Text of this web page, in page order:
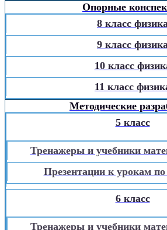
Опорные
8 класс физика
9 класс физика
10 класс
11 класс
Методические
5 класс
Тренажеры и учебники
Презентации к урокам
6 класс
Тренажеры и учебники